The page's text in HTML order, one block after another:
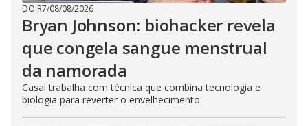
DO R7/08/08/2026
Bryan Johnson: biohacker revela
que congela sangue menstrual
da namorada
Casal trabalha com técnica que combina tecnologia e
biologia para reverter o envelhecimento